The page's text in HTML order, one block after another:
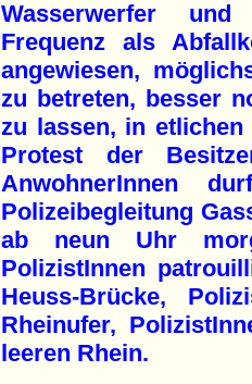
Wasserwerfer
Frequenz als
angewiesen,
zu betreten, besser
zu lassen, in etlichen
Protest der
AnwohnerInnen
Polizeibegleitung
ab neun Uhr
PolizistInnen
Heuss-Brücke,
Rheinufer,
leeren Rhein.